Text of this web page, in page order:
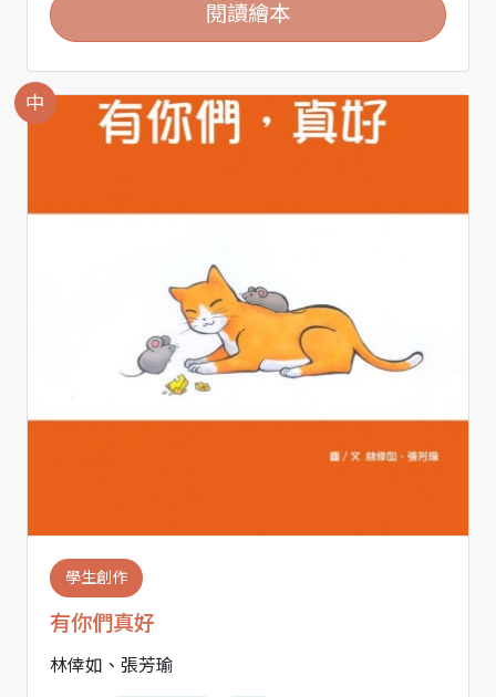
閱讀繪本
中
學生創作
有你們真好
林倖如、張芳瑜